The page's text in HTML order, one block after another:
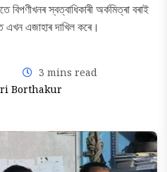
বিপণীখনৰ স্বত্বাধিকাৰী অৰ্কমিত্ৰা বৰাই
এখন এজাহাৰ দাখিল কৰে।
3 mins read
Borthakur